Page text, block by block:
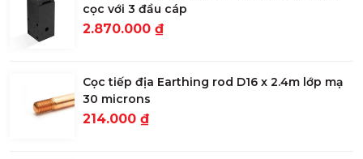
cọc với 3 đầu cáp
2.870.000 ₫
Cọc tiếp địa Earthing rod D16 x 2.4m lớp mạ
30 microns
214.000 ₫